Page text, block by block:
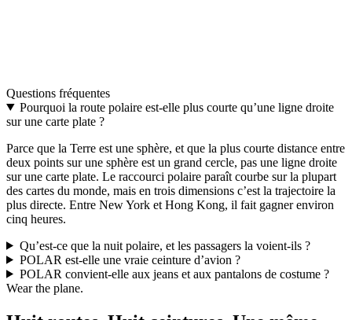
Découvrir THE UPGRADE
Questions fréquentes
Pourquoi la route polaire est-elle plus courte qu’une ligne droite
sur une carte plate ?
Parce que la Terre est une sphère, et que la plus courte distance entre
deux points sur une sphère est un grand cercle, pas une ligne droite
sur une carte plate. Le raccourci polaire paraît courbe sur la plupart
des cartes du monde, mais en trois dimensions c’est la trajectoire la
plus directe. Entre New York et Hong Kong, il fait gagner environ
cinq heures.
Qu’est-ce que la nuit polaire, et les passagers la voient-ils ?
POLAR est-elle une vraie ceinture d’avion ?
POLAR convient-elle aux jeans et aux pantalons de costume ?
Wear the plane.